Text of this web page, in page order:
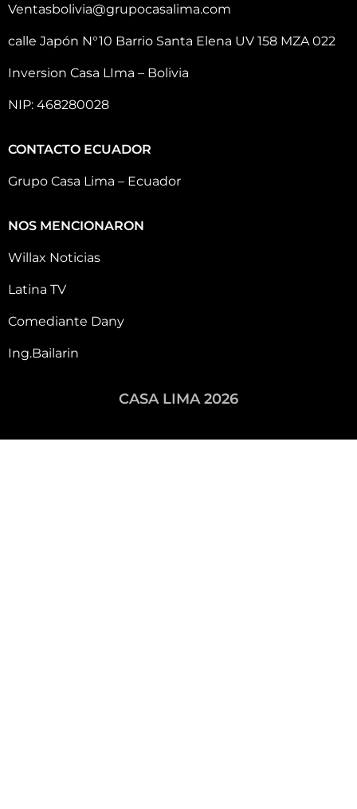
Ventasbolivia@grupocasalima.com
calle Japón N°10 Barrio Santa Elena UV 158 MZA 022
Inversion Casa LIma – Bolivia
NIP: 468280028
CONTACTO ECUADOR
Grupo Casa Lima – Ecuador
NOS MENCIONARON
Willax Noticias
Latina TV
Comediante Dany
Ing.Bailarin
CASA LIMA 2026